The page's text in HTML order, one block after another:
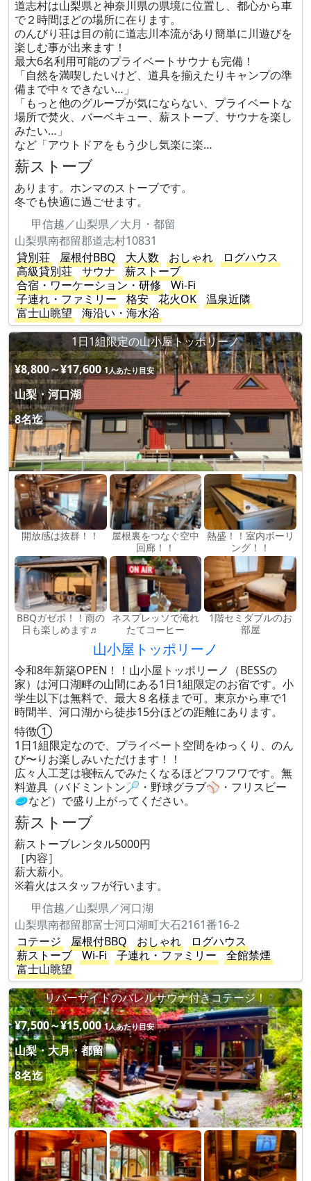
道志村は山梨県と神奈川県の県境に位置し、都心から車
で２時間ほどの場所に在ります。
のんびり荘は目の前に道志川本流があり簡単に川遊びを
楽しむ事が出来ます！
最大6名利用可能のプライベートサウナも完備！
「自然を満喫したいけど、道具を揃えたりキャンプの準
備まで中々できない…」
「もっと他のグループが気にならない、プライベートな
場所で焚火、バーベキュー、薪ストーブ、サウナを楽し
みたい…」
など「アウトドアをもう少し気楽に楽…
薪ストーブ
あります。ホンマのストーブです。
冬でも快適に過ごせます。
甲信越／山梨県／大月・都留
山梨県南都留郡道志村10831
貸別荘
屋根付BBQ 大人数 おしゃれ
ログハウス
高級貸別荘
サウナ
薪ストーブ
合宿・ワーケーション・研修
Wi-Fi
子連れ・ファミリー
格安 花火OK
温泉近隣
富士山眺望
海沿い・海水浴
1日1組限定の山小屋トッポリーノ
¥8,800～¥17,600 1人あたり目安
山梨・河口湖
8名迄
開放感は抜群！！
屋根裏をつなぐ空中
回廊！！
熱盛！！室内ボーリ
ング！！
BBQガゼボ！！雨の
日も楽しめます♬
ネスプレッソで淹れ
たてコーヒー
1階セミダブルのお
部屋
山小屋トッポリーノ
令和8年新築OPEN！！山小屋トッポリーノ（BESSの
家）は河口湖畔の山間にある1日1組限定のお宿です。小
学生以下は無料で、最大８名様まで可。東京から車で1
時間半、河口湖から徒歩15分ほどの距離にあります。
特徴①
1日1組限定なので、プライベート空間をゆっくり、のん
び〜りお楽しみいただけます！！
広々人工芝は寝転んでみたくなるほどフワフワです。無
料遊具（バドミントン🏸・野球グラブ⚾️・フリスビー
🥏など）で盛り上がってください。
薪ストーブ
薪ストーブレンタル5000円
［内容］
薪大薪小。
※着火はスタッフが行います。
甲信越／山梨県／河口湖
山梨県南都留郡富士河口湖町大石2161番16-2
コテージ
屋根付BBQ おしゃれ
ログハウス
薪ストーブ
Wi-Fi 子連れ・ファミリー
全館禁煙
富士山眺望
リバーサイドのバレルサウナ付きコテージ！
¥7,500～¥15,000 1人あたり目安
山梨・大月・都留
8名迄